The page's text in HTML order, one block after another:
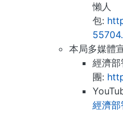
懶人
包:
本局多媒體
經濟
團:
經濟